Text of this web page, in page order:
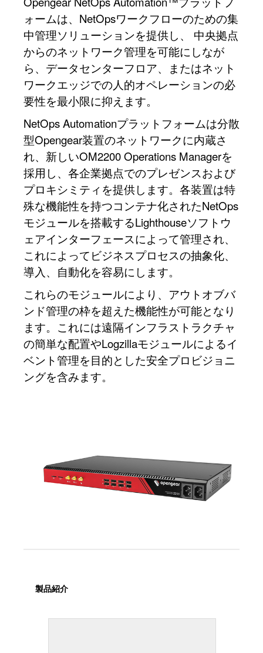
ォームは、NetOpsワークフローのための集
中管理ソリューションを提供し、 中央拠点
からのネットワーク管理を可能にしなが
ら、データセンターフロア、またはネット
ワークエッジでの人的オペレーションの必
要性を最小限に抑えます。
NetOps Automationプラットフォームは分散
型Opengear装置のネットワークに内蔵さ
れ、新しいOM2200 Operations Managerを
採用し、各企業拠点でのプレゼンスおよび
プロキシミティを提供します。各装置は特
殊な機能性を持つコンテナ化されたNetOps
モジュールを搭載するLighthouseソフトウ
ェアインターフェースによって管理され、
これによってビジネスプロセスの抽象化、
導入、自動化を容易にします。
これらのモジュールにより、アウトオブバ
ンド管理の枠を超えた機能性が可能となり
ます。これには遠隔インフラストラクチャ
の簡単な配置やLogzillaモジュールによるイ
ベント管理を目的とした安全プロビジョニ
ングを含みます。
製品紹介